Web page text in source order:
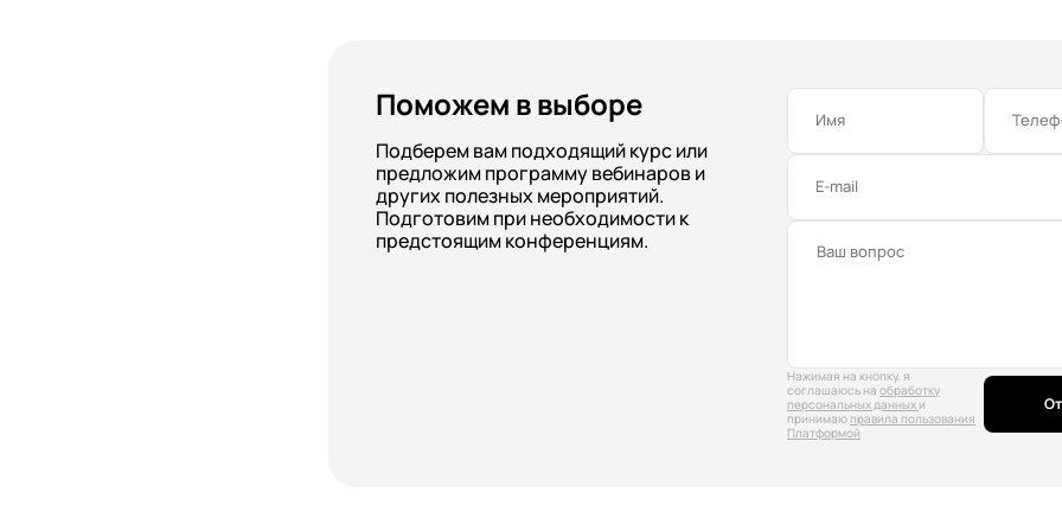
Поможем в выборе
Подберем вам подходящий курс или
предложим программу вебинаров и
других полезных мероприятий.
Подготовим при необходимости к
предстоящим конференциям.
Имя
E-mail
Нажимая на кнопку, я
соглашаюсь на обработку
персональных данных и
принимаю правила пользования
Платформой